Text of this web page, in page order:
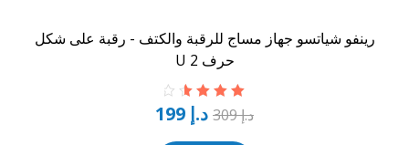
رينفو شياتسو جهاز مساج للرقبة والكتف - رقبة على شكل
حرف U 2
تم التقييم
من 5
د.إ309 د.إ